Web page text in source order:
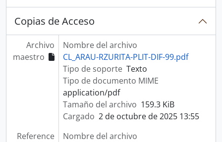
Copias de Acceso
Archivo
maestro
Nombre del archivo
CL_ARAU-RZURITA-PLIT-DIF-99.pdf
Tipo de soporte Texto
Tipo de documento MIME
application/pdf
Tamaño del archivo 159.3 KiB
Cargado 2 de octubre de 2025 13:55
Reference
Nombre del archivo